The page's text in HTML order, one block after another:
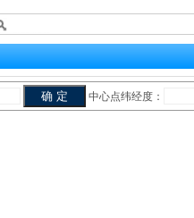
中心点纬经度：